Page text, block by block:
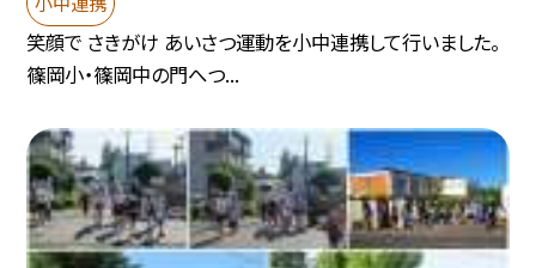
笑顔で さきがけ あいさつ運動を小中連携して行いました。
篠岡小・篠岡中の門へつ...